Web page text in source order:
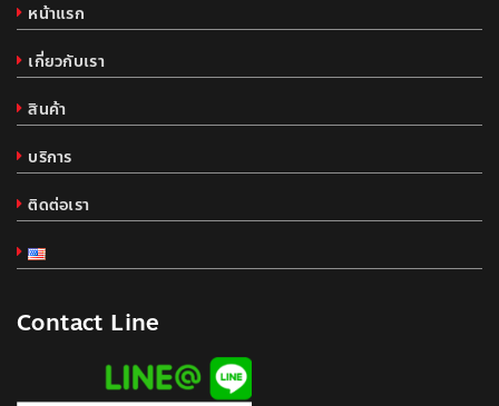
หน้าแรก
เกี่ยวกับเรา
สินค้า
บริการ
ติดต่อเรา
Contact Line